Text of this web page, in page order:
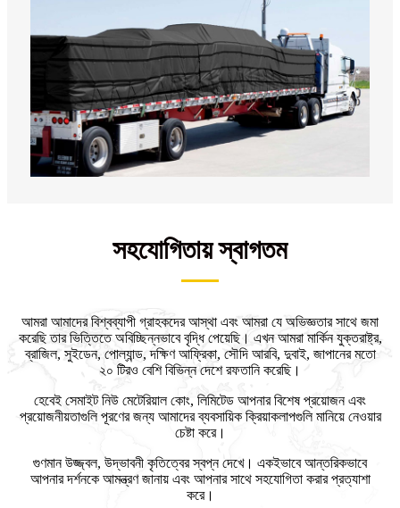
সহযোগিতায় স্বাগতম
আমরা আমাদের বিশ্বব্যাপী গ্রাহকদের আস্থা এবং আমরা যে অভিজ্ঞতার সাথে জমা
করেছি তার ভিত্তিতে অবিচ্ছিন্নভাবে বৃদ্ধি পেয়েছি। এখন আমরা মার্কিন যুক্তরাষ্ট্র,
ব্রাজিল, সুইডেন, পোল্যান্ড, দক্ষিণ আফ্রিকা, সৌদি আরবি, দুবাই, জাপানের মতো
২০ টিরও বেশি বিভিন্ন দেশে রফতানি করেছি।
হেবেই সেমাইট নিউ মেটেরিয়াল কোং, লিমিটেড আপনার বিশেষ প্রয়োজন এবং
প্রয়োজনীয়তাগুলি পূরণের জন্য আমাদের ব্যবসায়িক ক্রিয়াকলাপগুলি মানিয়ে নেওয়ার
চেষ্টা করে।
গুণমান উজ্জ্বল, উদ্ভাবনী কৃতিত্বের স্বপ্ন দেখে। একইভাবে আন্তরিকভাবে
আপনার দর্শনকে আমন্ত্রণ জানায় এবং আপনার সাথে সহযোগিতা করার প্রত্যাশা
করে।